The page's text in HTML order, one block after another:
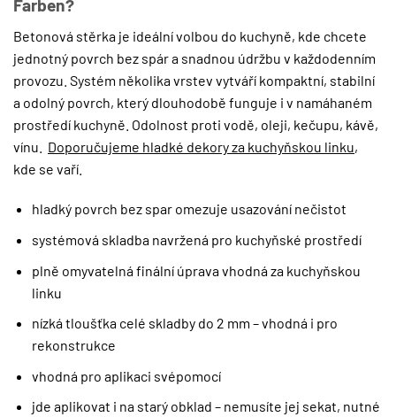
Farben?
Betonová stěrka je ideální volbou do kuchyně, kde chcete
jednotný povrch bez spár a snadnou údržbu v každodenním
provozu. Systém několika vrstev vytváří kompaktní, stabilní
a odolný povrch, který dlouhodobě funguje i v namáhaném
prostředí kuchyně. Odolnost proti vodě, oleji, kečupu, kávě,
vínu. Doporučujeme hladké dekory za kuchyňskou linku,
kde se vaří.
hladký povrch bez spar omezuje usazování nečistot
systémová skladba navržená pro kuchyňské prostředí
plně omyvatelná finální úprava vhodná za kuchyňskou
linku
nízká tloušťka celé skladby do 2 mm – vhodná i pro
rekonstrukce
vhodná pro aplikaci svépomocí
jde aplikovat i na starý obklad – nemusíte jej sekat, nutné